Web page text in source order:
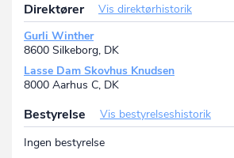
Direktører
Vis direktørhistorik
Gurli Winther
8600 Silkeborg, DK
Lasse Dam Skovhus Knudsen
8000 Aarhus C, DK
Bestyrelse
Vis bestyrelseshistorik
Ingen bestyrelse